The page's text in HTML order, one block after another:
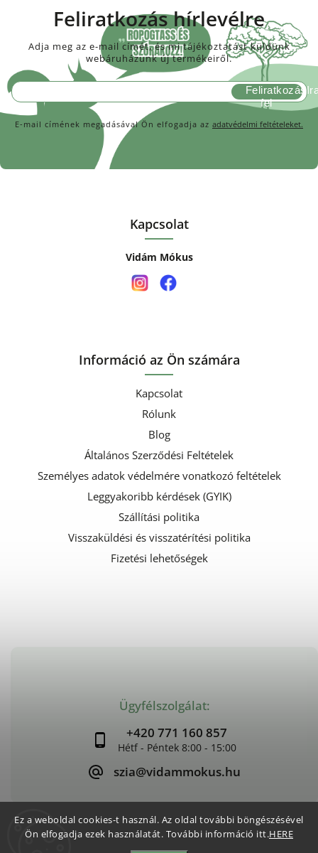
Ez a weboldal cookies-t használ. Az oldal további böngészésével
Ön elfogadja ezek használatát. További információ itt.HERE
Ügyfélszolgálat:
+420 771 160 857
szia@vidammokus.hu
Kapcsolat
Vidám Mókus
Információ az Ön számára
Kapcsolat
Rólunk
Blog
Általános Szerződési Feltételek
Személyes adatok védelmére vonatkozó feltételek
Leggyakoribb kérdések (GYIK)
Szállítási politika
Visszaküldési és visszatérítési politika
Fizetési lehetőségek
Feliratkozás hírlevélre
Adja meg az e-mail címét, és mi tájékoztatást küldünk
webáruházunk új termékeiről.
E-mail címének megadásával Ön elfogadja az adatvédelmi feltételeket.
Feliratkozás